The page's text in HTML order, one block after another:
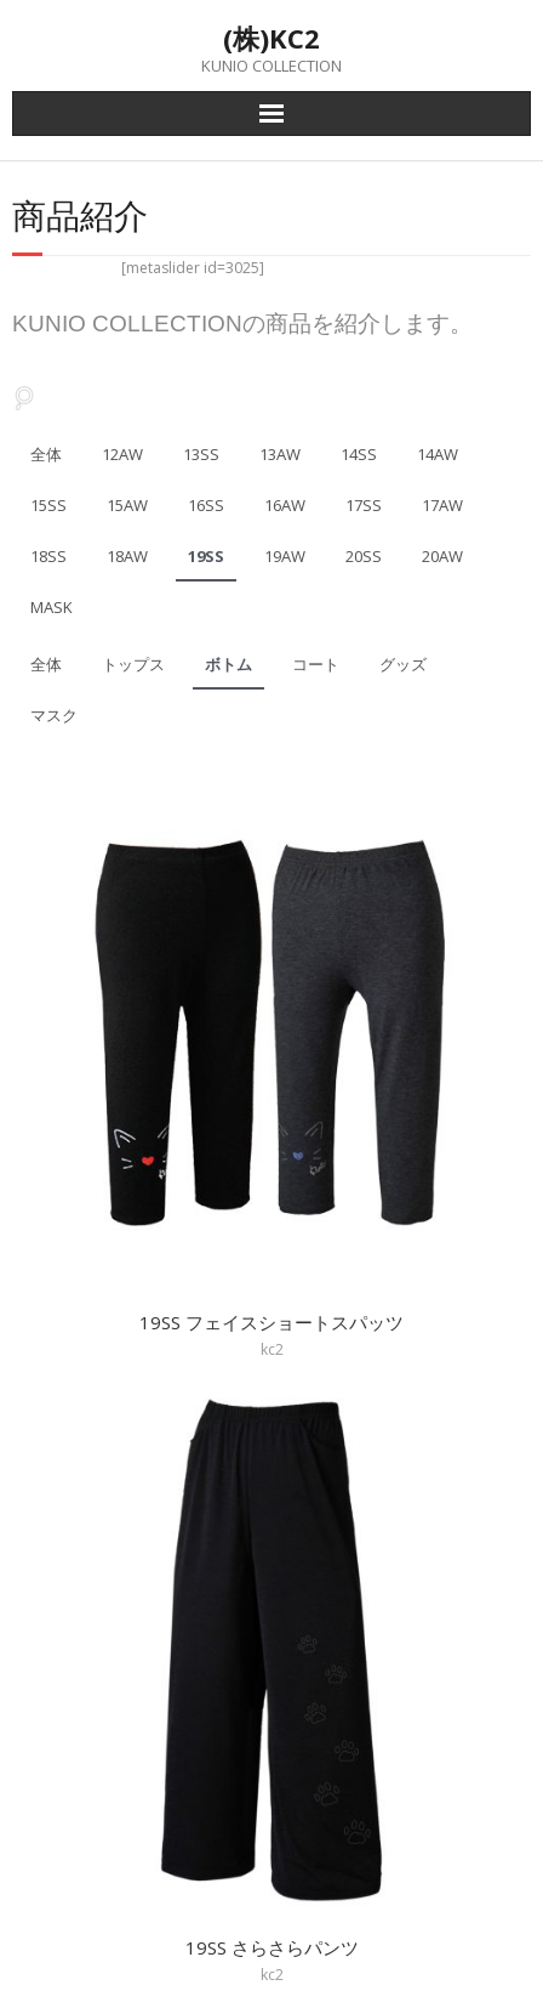
(株)KC2
KUNIO COLLECTION
商品紹介
[metaslider id=3025]
KUNIO COLLECTIONの商品を紹介します。
全体 12AW 13SS 13AW 14SS 14AW
15SS 15AW 16SS 16AW 17SS 17AW
18SS 18AW 19SS 19AW 20SS 20AW
MASK
全体 トップス ボトム コート グッズ
マスク
19SS フェイスショートスパッツ
kc2
19SS さらさらパンツ
kc2